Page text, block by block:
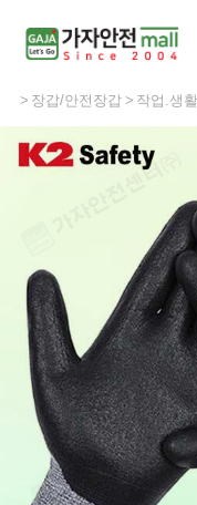
장갑/안전장갑 작업.생